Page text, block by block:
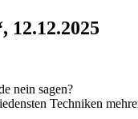
12.12.2025
nein sagen?
Techniken